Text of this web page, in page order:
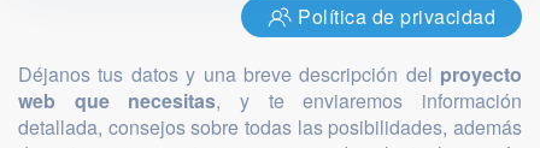
Política de privacidad
Déjanos tus datos y una breve descripción del proyecto
web que necesitas, y te enviaremos información
detallada, consejos sobre todas las posibilidades, además